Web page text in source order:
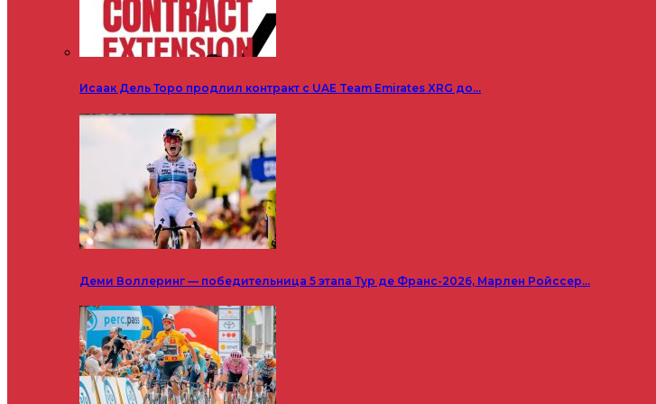
Исаак Дель Торо продлил контракт с UAE Team Emirates XRG до…
Деми Воллеринг — победительница 5 этапа Тур де Франс-2026, Марлен Ройссер…